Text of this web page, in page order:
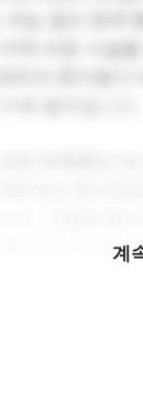
이는 당시 전
플 때만 치료를
의 의료 시스템
염성 질환이
계